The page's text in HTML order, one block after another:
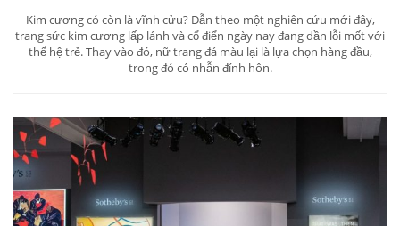
Kim cương có còn là vĩnh cửu? Dẫn theo một nghiên cứu mới đây,
trang sức kim cương lấp lánh và cổ điển ngày nay đang dần lỗi mốt với
thế hệ trẻ. Thay vào đó, nữ trang đá màu lại là lựa chọn hàng đầu,
trong đó có nhẫn đính hôn.